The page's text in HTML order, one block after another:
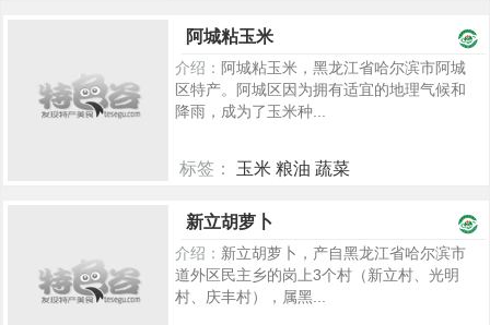
阿城粘玉米
介绍： 阿城粘玉米，黑龙江省哈尔滨市阿城
区特产。阿城区因为拥有适宜的地理气候和
降雨，成为了玉米种...
标签： 玉米 粮油 蔬菜
新立胡萝卜
介绍： 新立胡萝卜，产自黑龙江省哈尔滨市
道外区民主乡的岗上3个村（新立村、光明
村、庆丰村），属黑...